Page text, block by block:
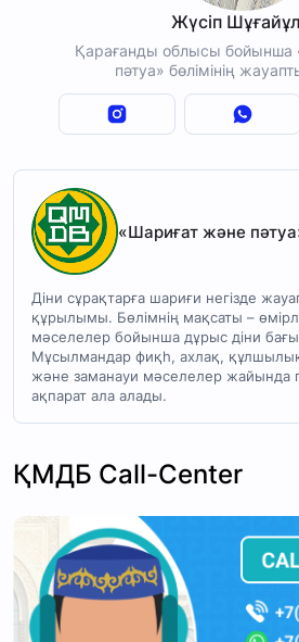
Жүсіп
Қарағанды облысы бойынша
пәтуа» бөлімінің
«Шариғат және
Діни сұрақтарға шариғи негізде
құрылымы. Бөлімнің мақсаты –
мәселелер бойынша дұрыс діни
Мұсылмандар фиқһ, ахлақ,
және заманауи мәселелер жайында
ақпарат ала алады.
ҚМДБ Call-Center